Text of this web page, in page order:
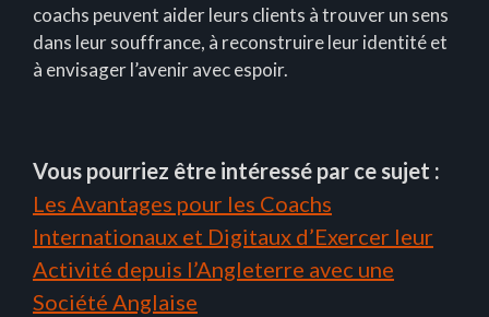
coachs peuvent aider leurs clients à trouver un sens
dans leur souffrance, à reconstruire leur identité et
à envisager l’avenir avec espoir.
Vous pourriez être intéressé par ce sujet :
Les Avantages pour les Coachs
Internationaux et Digitaux d’Exercer leur
Activité depuis l’Angleterre avec une
Société Anglaise